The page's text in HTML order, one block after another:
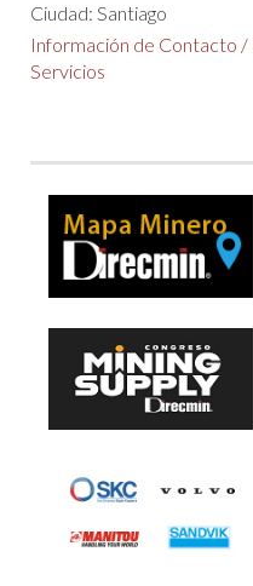
Ciudad: Santiago
Información de Contacto /
Servicios